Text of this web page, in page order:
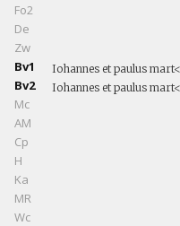
Fo2
De
Zw
Bv1
Iohannes et paulus
Bv2 Iohannes et paulus
Mc
AM
Cp
H
Ka
MR
Wc